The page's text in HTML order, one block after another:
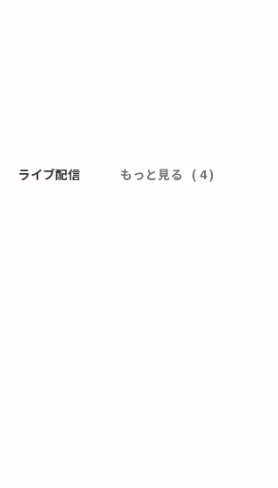
ライブ配信 もっと見る